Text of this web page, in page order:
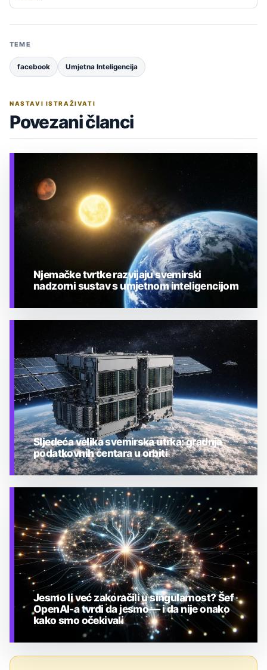
TEME
facebook Umjetna Inteligencija
NASTAVI ISTRAŽIVATI
Povezani članci
TEHNOLOGIJA
Njemačke tvrtke razvijaju svemirski
nadzorni sustav s umjetnom inteligencijom
TEHNOLOGIJA
Sljedeća velika svemirska utrka: gradnja
podatkovnih centara u orbiti
Jesmo li već zakoračili u singularnost? Šef
OpenAI-a tvrdi da jesmo — i da nije onako
kako smo očekivali